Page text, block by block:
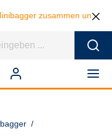
und sparen
/